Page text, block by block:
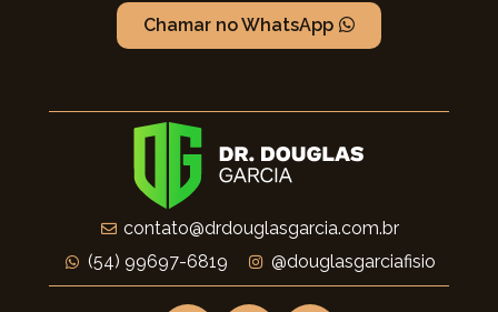
Chamar no WhatsApp
contato@drdouglasgarcia.com.br
(54) 99697-6819
@douglasgarciafisio